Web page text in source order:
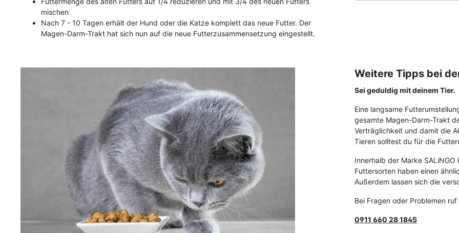
mischen
Nach 7 - 10 Tagen erhält der Hund oder die Katze komplett das neue Futter. Der
Magen-Darm-Trakt hat sich nun auf die neue Futterzusammensetzung eingestellt.
Weitere Tipps bei
Sei geduldig mit deinem Tier.
Eine langsame
gesamte Magen-Darm-Trakt
Verträglichkeit und damit die
Tieren solltest du für die
Innerhalb der Marke
Futtersorten haben einen
Außerdem lassen sich die
Bei Fragen oder Problemen
0911 660 28 1845